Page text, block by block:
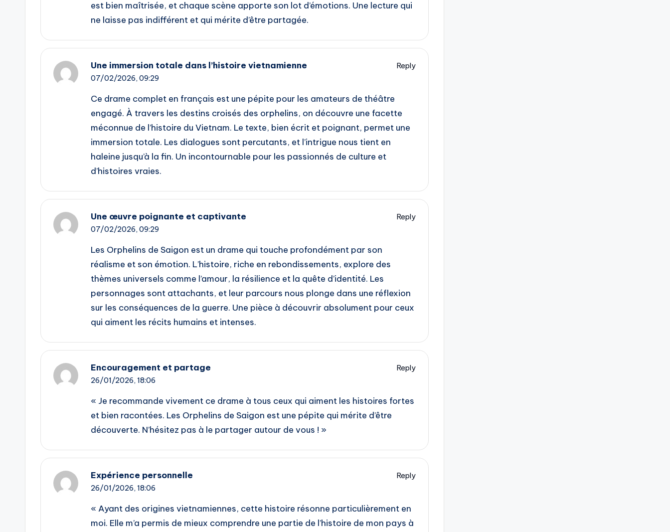
est bien maîtrisée, et chaque scène apporte son lot d’émotions. Une lecture qui
ne laisse pas indifférent et qui mérite d’être partagée.
Une immersion totale dans l’histoire vietnamienne
Reply
07/02/2026, 09:29
Ce drame complet en français est une pépite pour les amateurs de théâtre
engagé. À travers les destins croisés des orphelins, on découvre une facette
méconnue de l’histoire du Vietnam. Le texte, bien écrit et poignant, permet une
immersion totale. Les dialogues sont percutants, et l’intrigue nous tient en
haleine jusqu’à la fin. Un incontournable pour les passionnés de culture et
d’histoires vraies.
Une œuvre poignante et captivante
Reply
07/02/2026, 09:29
Les Orphelins de Saigon est un drame qui touche profondément par son
réalisme et son émotion. L’histoire, riche en rebondissements, explore des
thèmes universels comme l’amour, la résilience et la quête d’identité. Les
personnages sont attachants, et leur parcours nous plonge dans une réflexion
sur les conséquences de la guerre. Une pièce à découvrir absolument pour ceux
qui aiment les récits humains et intenses.
Encouragement et partage
Reply
26/01/2026, 18:06
« Je recommande vivement ce drame à tous ceux qui aiment les histoires fortes
et bien racontées. Les Orphelins de Saigon est une pépite qui mérite d’être
découverte. N’hésitez pas à le partager autour de vous ! »
Expérience personnelle
Reply
26/01/2026, 18:06
« Ayant des origines vietnamiennes, cette histoire résonne particulièrement en
moi. Elle m’a permis de mieux comprendre une partie de l’histoire de mon pays à